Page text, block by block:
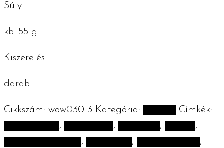
Súly
kb. 55 g
Kiszerelés
darab
Cikkszám: wow03013 Kategória:
Címkék:
, , ,
,
, ,
,